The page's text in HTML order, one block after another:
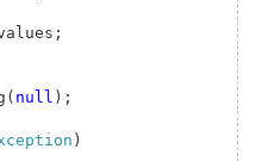
null );
)